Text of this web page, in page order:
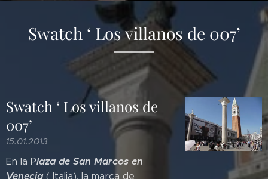
Swatch ‘ Los villanos de 007’
Swatch ‘ Los villanos de
007’
15.01.2013
En la Plaza de San Marcos en
Venecia ( Italia), la marca de